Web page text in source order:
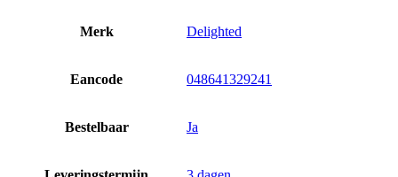
Merk Delighted
Eancode 048641329241
Bestelbaar Ja